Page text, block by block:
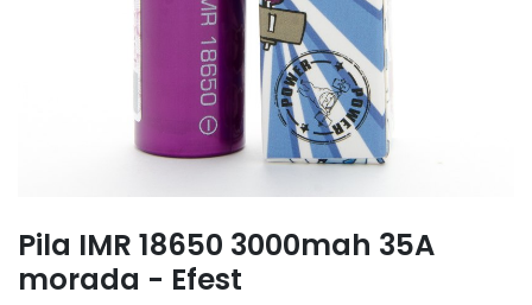
Pila IMR 18650 3000mah 35A
morada - Efest